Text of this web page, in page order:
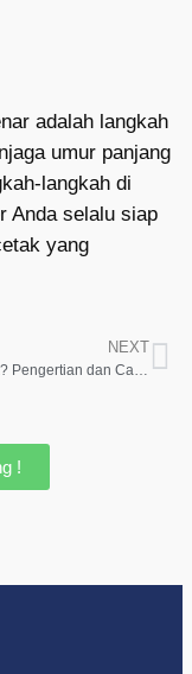
adalah langkah
umur panjang
langkah di
Anda selalu siap
yang
NEXT
!